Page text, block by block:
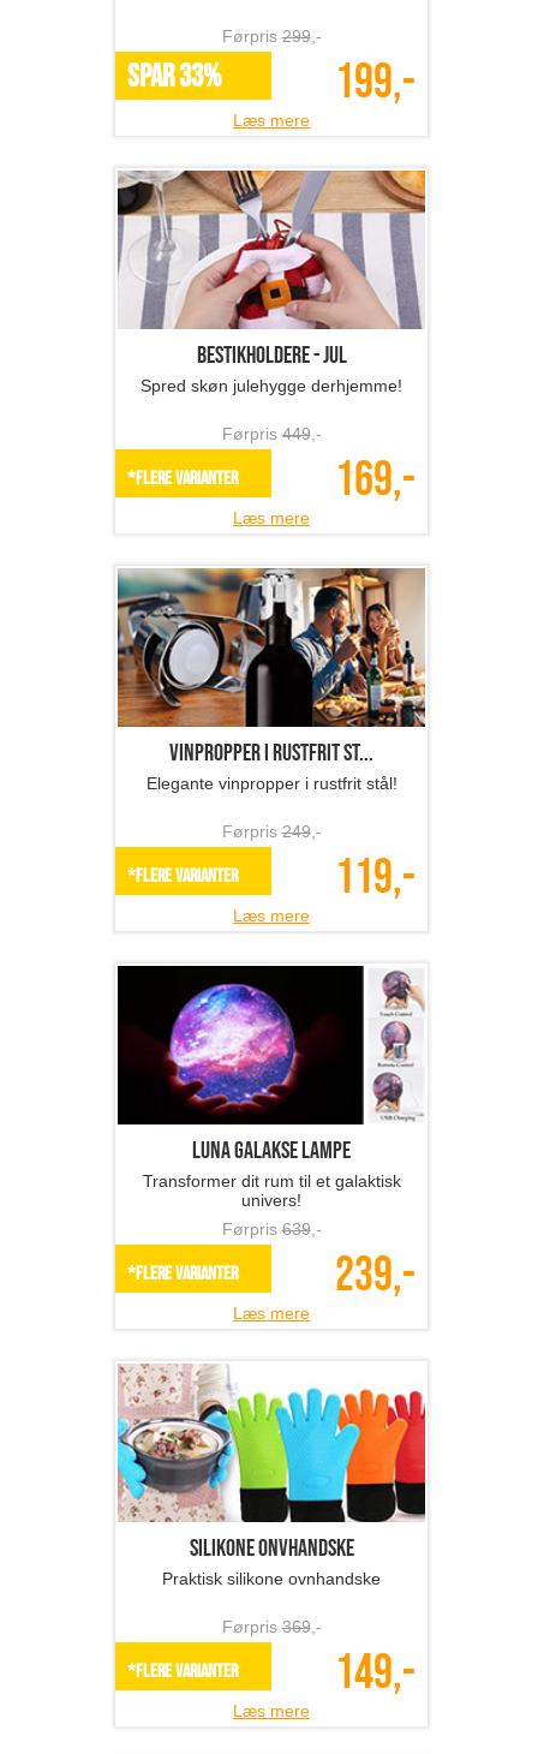
Førpris299,-
SPAR 33% 199,-
Læs mere
Bestikholdere - jul
Spred skøn julehygge derhjemme!
Førpris449,-
*Flere varianter 169,-
Læs mere
Vinpropper i rustfrit st...
Elegante vinpropper i rustfrit stål!
Førpris249,-
*Flere varianter 119,-
Læs mere
Luna Galakse lampe
Transformer dit rum til et galaktisk
univers!
Førpris639,-
*Flere varianter 239,-
Læs mere
Silikone onvhandske
Praktisk silikone ovnhandske
Førpris369,-
*Flere varianter 149,-
Læs mere